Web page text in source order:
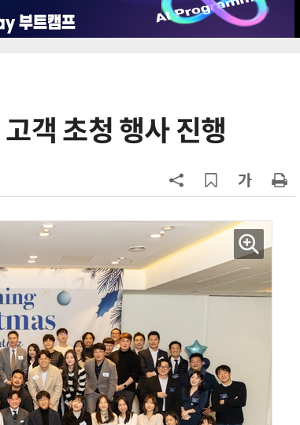
객 초청 행사 진행
6
LG 엑사원, 中企 제조현장 '전파'…
'상업용 디스플레이 빌려쓴다' …LG
'게이밍위크' 삼성전자-LG전자 유럽
서 TV·모니터 '大戰'
“상장폐지 막아라”…중소 가전 기업,
주가 부양 '총력전'
10 코스피 급등에 매수 사이드카 발동